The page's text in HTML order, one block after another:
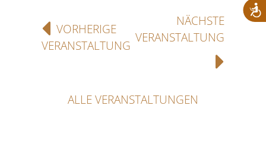
VORHERIGE
VERANSTALTUNG
NÄCHSTE
VERANSTALTUNG
ALLE VERANSTALTUNGEN